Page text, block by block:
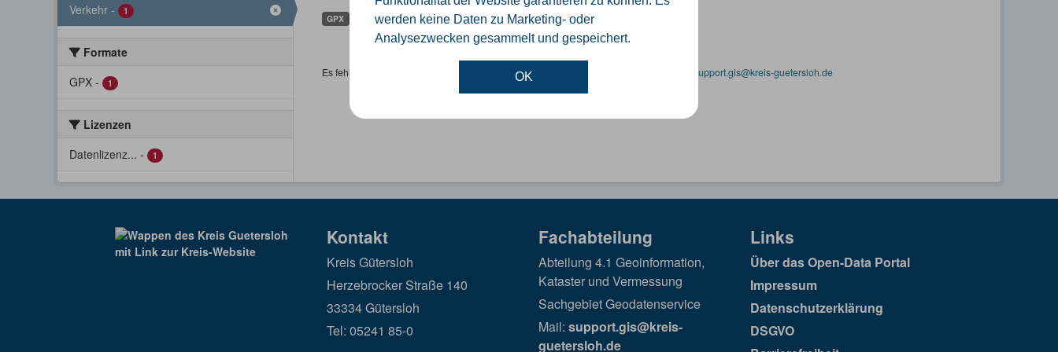
werden keine Daten zu Marketing- oder
Analysezwecken gesammelt und gespeichert.
OK
Verkehr - 1
Formate
GPX - 1
Lizenzen
Datenlizenz... - 1
GPX
Es fehlen spezifische Datensätze? Wenden Sie sich bitte an einen Administrator unter: support.gis@kreis-guetersloh.de
Kontakt
Kreis Gütersloh
Herzebrocker Straße 140
33334 Gütersloh
Tel: 05241 85-0
Fachabteilung
Abteilung 4.1 Geoinformation,
Kataster und Vermessung
Sachgebiet Geodatenservice
Mail: support.gis@kreis-
guetersloh.de
Links
Über das Open-Data Portal
Impressum
Datenschutzerklärung
DSGVO